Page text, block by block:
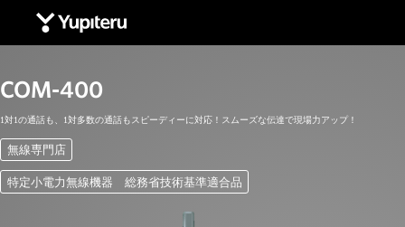
COM-400
1対1の通話も、1対多数の通話もスピーディーに対応！スムーズな伝達で現場力アップ！
無線専門店
特定小電力無線機器 総務省技術基準適合品